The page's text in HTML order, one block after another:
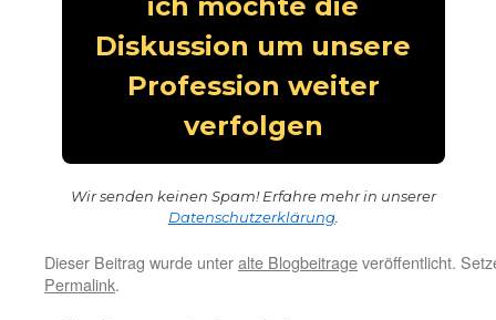
Wir senden keinen Spam! Erfahre mehr in unserer
Datenschutzerklärung.
Dieser Beitrag wurde unteralte Blogbeitrageveröffentlicht.
Permalink.